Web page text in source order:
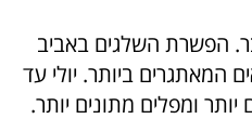
הפשרת השלגים באביב
המאתגרים ביותר. יולי עד
ומפלים מתונים יותר.